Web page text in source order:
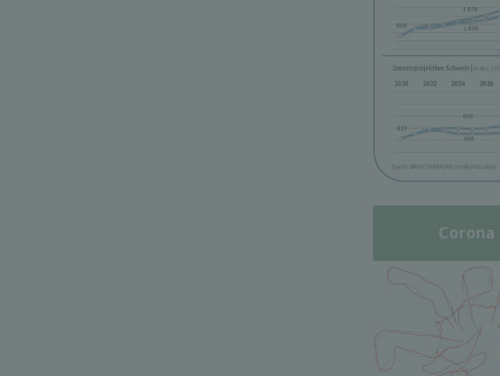
Corona